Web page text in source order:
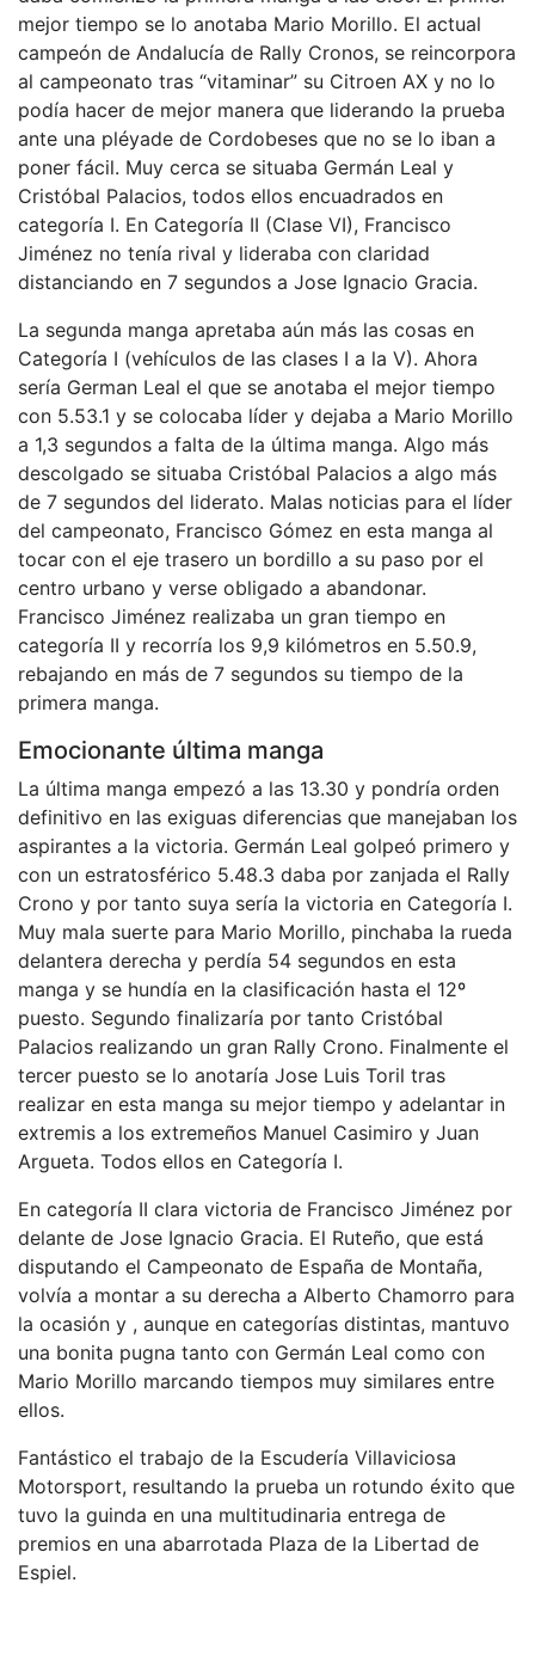
mejor tiempo se lo anotaba Mario Morillo. El actual
campeón de Andalucía de Rally Cronos, se reincorpora
al campeonato tras “vitaminar” su Citroen AX y no lo
podía hacer de mejor manera que liderando la prueba
ante una pléyade de Cordobeses que no se lo iban a
poner fácil. Muy cerca se situaba Germán Leal y
Cristóbal Palacios, todos ellos encuadrados en
categoría I. En Categoría II (Clase VI), Francisco
Jiménez no tenía rival y lideraba con claridad
distanciando en 7 segundos a Jose Ignacio Gracia.
La segunda manga apretaba aún más las cosas en
Categoría I (vehículos de las clases I a la V). Ahora
sería German Leal el que se anotaba el mejor tiempo
con 5.53.1 y se colocaba líder y dejaba a Mario Morillo
a 1,3 segundos a falta de la última manga. Algo más
descolgado se situaba Cristóbal Palacios a algo más
de 7 segundos del liderato. Malas noticias para el líder
del campeonato, Francisco Gómez en esta manga al
tocar con el eje trasero un bordillo a su paso por el
centro urbano y verse obligado a abandonar.
Francisco Jiménez realizaba un gran tiempo en
categoría II y recorría los 9,9 kilómetros en 5.50.9,
rebajando en más de 7 segundos su tiempo de la
primera manga.
Emocionante última manga
La última manga empezó a las 13.30 y pondría orden
definitivo en las exiguas diferencias que manejaban los
aspirantes a la victoria. Germán Leal golpeó primero y
con un estratosférico 5.48.3 daba por zanjada el Rally
Crono y por tanto suya sería la victoria en Categoría I.
Muy mala suerte para Mario Morillo, pinchaba la rueda
delantera derecha y perdía 54 segundos en esta
manga y se hundía en la clasificación hasta el 12º
puesto. Segundo finalizaría por tanto Cristóbal
Palacios realizando un gran Rally Crono. Finalmente el
tercer puesto se lo anotaría Jose Luis Toril tras
realizar en esta manga su mejor tiempo y adelantar in
extremis a los extremeños Manuel Casimiro y Juan
Argueta. Todos ellos en Categoría I.
En categoría II clara victoria de Francisco Jiménez por
delante de Jose Ignacio Gracia. El Ruteño, que está
disputando el Campeonato de España de Montaña,
volvía a montar a su derecha a Alberto Chamorro para
la ocasión y , aunque en categorías distintas, mantuvo
una bonita pugna tanto con Germán Leal como con
Mario Morillo marcando tiempos muy similares entre
ellos.
Fantástico el trabajo de la Escudería Villaviciosa
Motorsport, resultando la prueba un rotundo éxito que
tuvo la guinda en una multitudinaria entrega de
premios en una abarrotada Plaza de la Libertad de
Espiel.